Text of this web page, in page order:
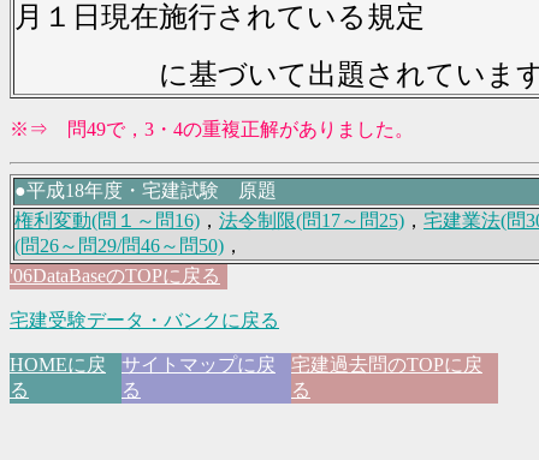
月１日現在施行されている規定
に基づいて出題されていま
※⇒ 問49で，3・4の重複正解がありました。
●平成18年度・宅建試験 原題
権利変動(問１～問16) ， 法令制限(問17～問25) ， 宅建業法(問
(問26～問29/問46～問50) ，
'06DataBaseのTOPに戻る
宅建受験データ・バンクに戻る
HOMEに戻
る
サイトマップに戻
る
宅建過去問のTOPに戻
る